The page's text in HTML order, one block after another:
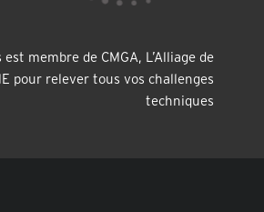
est membre de CMGA, L’Alliage de
pour relever tous vos challenges
techniques